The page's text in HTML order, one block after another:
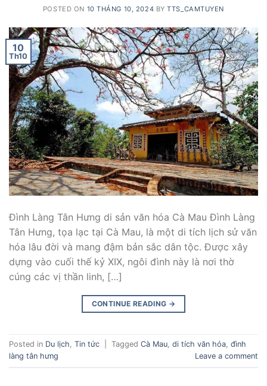
POSTED ON 10 THÁNG 10, 2024 BYTTS_CAMTUYEN
10
Th10
Đình Làng Tân Hưng di sản văn hóa Cà Mau Đình Làng
Tân Hưng, tọa lạc tại Cà Mau, là một di tích lịch sử văn
hóa lâu đời và mang đậm bản sắc dân tộc. Được xây
dựng vào cuối thế kỷ XIX, ngôi đình này là nơi thờ
cúng các vị thần linh, […]
CONTINUE READING →
Posted in Du lịch, Tin tức Tagged Cà Mau, di tích văn hóa, đình
làng tân hưng
Leave a comment